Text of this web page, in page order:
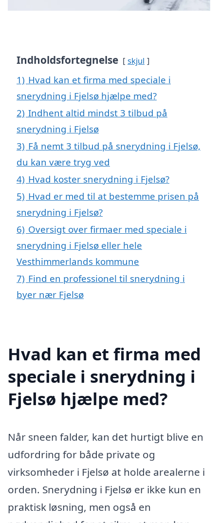
Indholdsfortegnelse skjul
1) Hvad kan et firma med speciale i
snerydning i Fjelsø hjælpe med?
2) Indhent altid mindst 3 tilbud på
snerydning i Fjelsø
3) Få nemt 3 tilbud på snerydning i Fjelsø,
du kan være tryg ved
4) Hvad koster snerydning i Fjelsø?
5) Hvad er med til at bestemme prisen på
snerydning i Fjelsø?
6) Oversigt over firmaer med speciale i
snerydning i Fjelsø eller hele
Vesthimmerlands kommune
7) Find en professionel til snerydning i
byer nær Fjelsø
Hvad kan et firma med
speciale i snerydning i
Fjelsø hjælpe med?
Når sneen falder, kan det hurtigt blive en
udfordring for både private og
virksomheder i Fjelsø at holde arealerne i
orden. Snerydning i Fjelsø er ikke kun en
praktisk løsning, men også en